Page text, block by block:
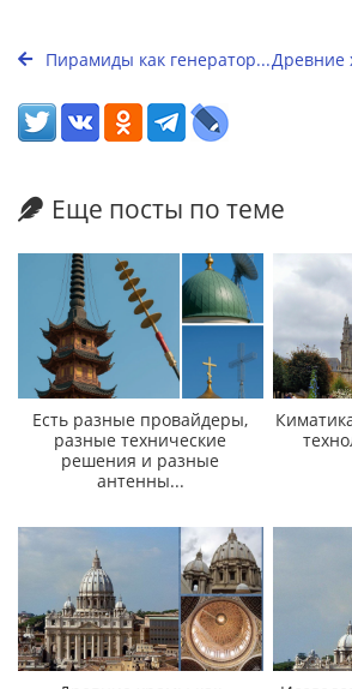
Пирамиды как генератор...Древние
Еще посты по теме
Есть разные провайдеры,
разные технические
решения и разные
антенны...